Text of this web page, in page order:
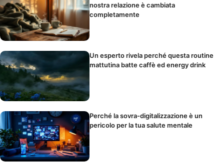
nostra relazione è cambiata
completamente
Un esperto rivela perché questa routine
mattutina batte caffè ed energy drink
Perché la sovra-digitalizzazione è un
pericolo per la tua salute mentale